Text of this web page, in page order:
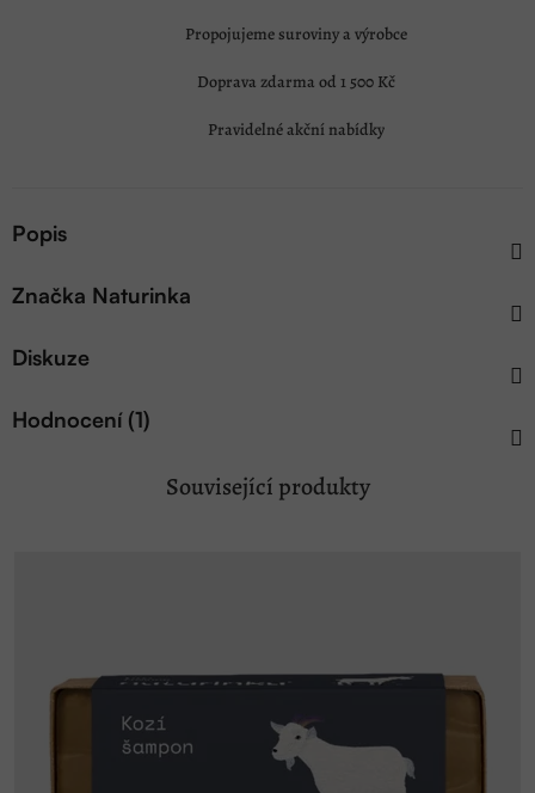
Propojujeme suroviny a výrobce
Doprava zdarma od 1 500 Kč
Pravidelné akční nabídky
Popis
Značka Naturinka
Diskuze
Hodnocení (1)
Související produkty